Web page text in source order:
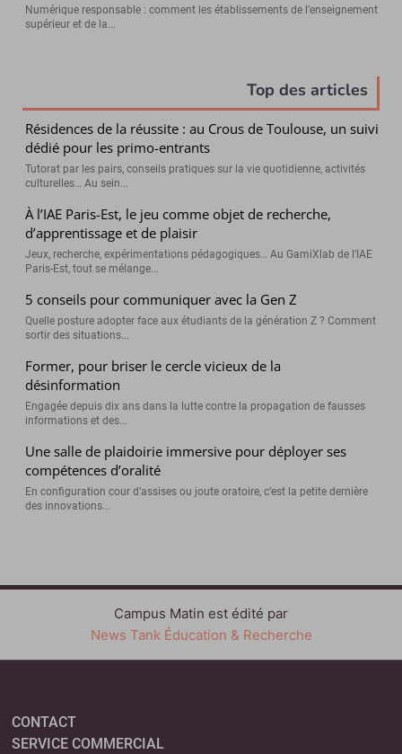
Numérique responsable : comment les établissements de l’enseignement
supérieur et de la...
Top des articles
Résidences de la réussite : au Crous de Toulouse, un suivi
dédié pour les primo-entrants
Tutorat par les pairs, conseils pratiques sur la vie quotidienne, activités
culturelles… Au sein...
À l’IAE Paris-Est, le jeu comme objet de recherche,
d’apprentissage et de plaisir
Jeux, recherche, expérimentations pédagogiques… Au GamiXlab de l’IAE
Paris-Est, tout se mélange...
5 conseils pour communiquer avec la Gen Z
Quelle posture adopter face aux étudiants de la génération Z ? Comment
sortir des situations...
Former, pour briser le cercle vicieux de la
désinformation
Engagée depuis dix ans dans la lutte contre la propagation de fausses
informations et des...
Une salle de plaidoirie immersive pour déployer ses
compétences d’oralité
En configuration cour d’assises ou joute oratoire, c’est la petite dernière
des innovations...
Campus Matin est édité par
News Tank Éducation & Recherche
CONTACT
SERVICE COMMERCIAL